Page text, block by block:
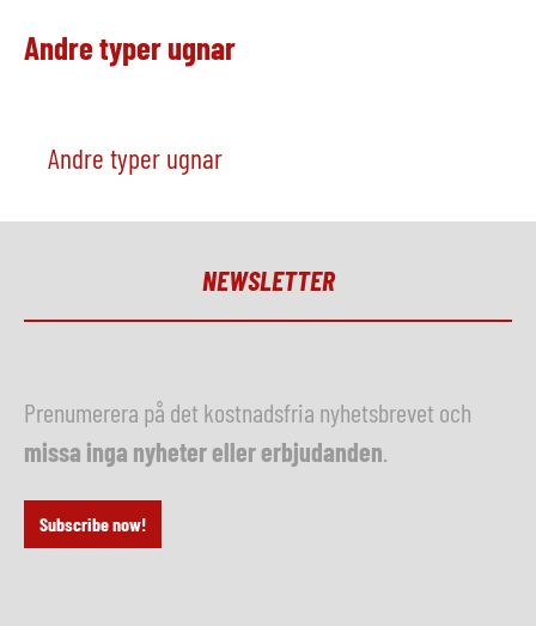
Andre typer ugnar
Andre typer ugnar
NEWSLETTER
Prenumerera på det kostnadsfria nyhetsbrevet och
missa inga nyheter eller erbjudanden
Subscribe now!